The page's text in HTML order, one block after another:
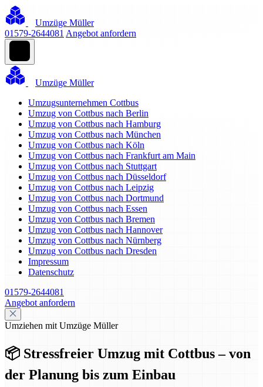
Umzüge Müller
01579-2644081 Angebot anfordern
Umzüge Müller
Umzugsunternehmen Cottbus
Umzug von Cottbus nach Berlin
Umzug von Cottbus nach Hamburg
Umzug von Cottbus nach München
Umzug von Cottbus nach Köln
Umzug von Cottbus nach Frankfurt am Main
Umzug von Cottbus nach Stuttgart
Umzug von Cottbus nach Düsseldorf
Umzug von Cottbus nach Leipzig
Umzug von Cottbus nach Dortmund
Umzug von Cottbus nach Essen
Umzug von Cottbus nach Bremen
Umzug von Cottbus nach Hannover
Umzug von Cottbus nach Nürnberg
Umzug von Cottbus nach Dresden
Impressum
Datenschutz
01579-2644081
Angebot anfordern
Umziehen mit Umzüge Müller
📦 Stressfreier Umzug mit Cottbus – von
der Planung bis zum Einbau